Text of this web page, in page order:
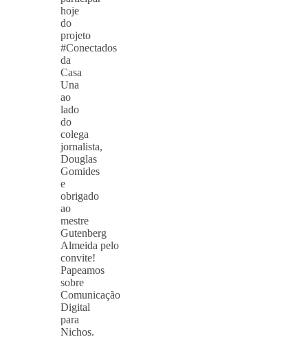
hoje
do
projeto
#Conectados
da
Casa
Una
ao
lado
do
colega
jornalista,
Douglas
Gomides
e
obrigado
ao
mestre
Gutenberg
Almeida pelo
convite!
Papeamos
sobre
Comunicação
Digital
para
Nichos.